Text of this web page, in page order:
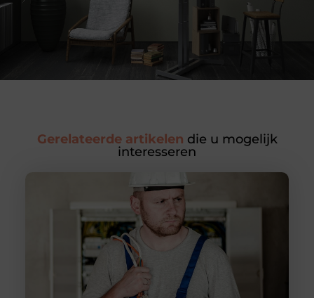
Gerelateerde artikelen die u mogelijk
interesseren